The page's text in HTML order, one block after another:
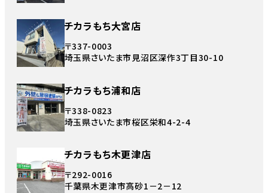
チカラもち大宮店
〒337-0003
埼玉県さいたま市見沼区深作3丁目30-10
チカラもち浦和店
〒338-0823
埼玉県さいたま市桜区栄和4-2-4
チカラもち木更津店
〒292-0016
千葉県木更津市高砂1－2－12